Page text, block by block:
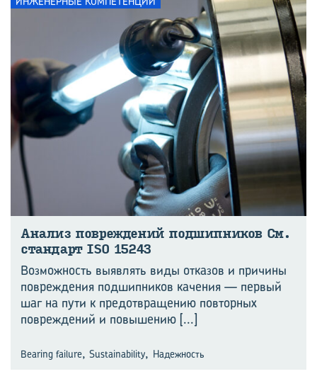
Ана­лиз по­вре­жде­ний под­шип­ни­ков См.
стан­дарт ISO 15243
Возможность выявлять виды отказов и причины
повреждения подшипников качения — первый
шаг на пути к предотвращению повторных
повреждений и повышению [...]
Bearing failure, Sustainability, Надежность